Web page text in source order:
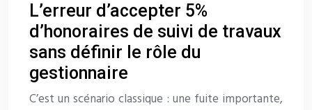
L’erreur d’accepter 5%
d’honoraires de suivi de travaux
sans définir le rôle du
gestionnaire
C’est un scénario classique : une fuite importante,